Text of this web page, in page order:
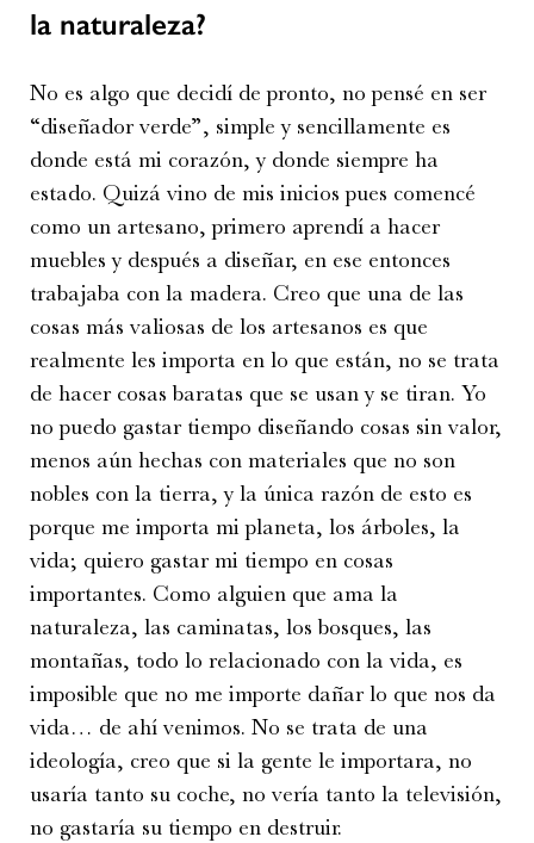
la naturaleza?
No es algo que decidí de pronto, no pensé en ser
“diseñador verde”, simple y sencillamente es
donde está mi corazón, y donde siempre ha
estado. Quizá vino de mis inicios pues comencé
como un artesano, primero aprendí a hacer
muebles y después a diseñar, en ese entonces
trabajaba con la madera. Creo que una de las
cosas más valiosas de los artesanos es que
realmente les importa en lo que están, no se trata
de hacer cosas baratas que se usan y se tiran. Yo
no puedo gastar tiempo diseñando cosas sin valor,
menos aún hechas con materiales que no son
nobles con la tierra, y la única razón de esto es
porque me importa mi planeta, los árboles, la
vida; quiero gastar mi tiempo en cosas
importantes. Como alguien que ama la
naturaleza, las caminatas, los bosques, las
montañas, todo lo relacionado con la vida, es
imposible que no me importe dañar lo que nos da
vida… de ahí venimos. No se trata de una
ideología, creo que si la gente le importara, no
usaría tanto su coche, no vería tanto la televisión,
no gastaría su tiempo en destruir.